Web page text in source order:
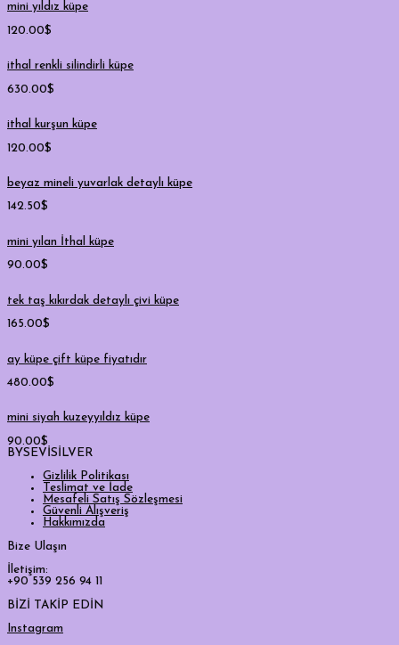
mini yıldız küpe
120.00$
ithal renkli silindirli küpe
630.00$
ithal kurşun küpe
120.00$
beyaz mineli yuvarlak detaylı küpe
142.50$
mini yılan İthal küpe
90.00$
tek taş kıkırdak detaylı çivi küpe
165.00$
ay küpe çift küpe fiyatıdır
480.00$
mini siyah kuzeyyıldız küpe
90.00$
BYSEVİSİLVER
Gizlilik Politikası
Teslimat ve İade
Mesafeli Satış Sözleşmesi
Güvenli Alışveriş
Hakkımızda
Bize Ulaşın
İletişim:
+90 539 256 94 11
BİZİ TAKİP EDİN
Instagram